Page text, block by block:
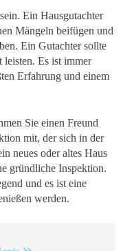
Ein Hausgutachter
Mängeln beifügen und
Ein Gutachter sollte
leisten. Es ist immer
Erfahrung und einem
Sie einen Freund
mit, der sich in der
neues oder altes Haus
gründliche Inspektion.
und es ist eine
werden.